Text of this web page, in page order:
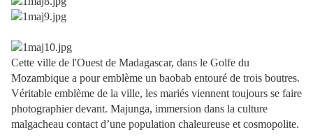
Cette ville de l'Ouest de Madagascar, dans le Golfe du
Mozambique a pour emblème un baobab entouré de trois boutres.
Véritable emblème de la ville, les mariés viennent toujours se faire
photographier devant. Majunga, immersion dans la culture
malgacheau contact d’une population chaleureuse et cosmopolite.